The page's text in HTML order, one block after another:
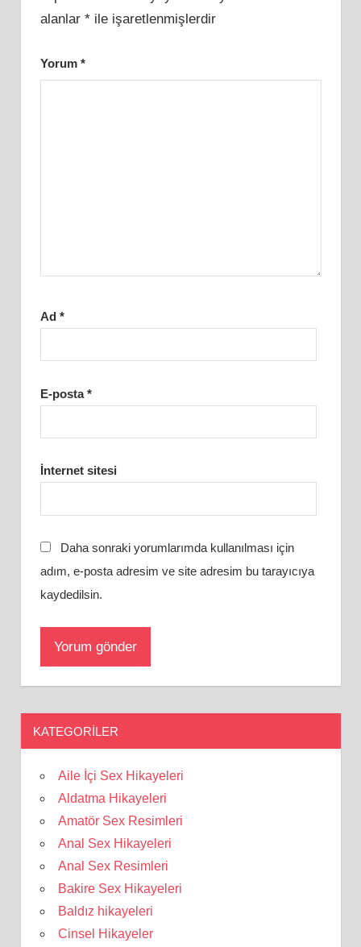
alanlar *ile işaretlenmişlerdir
Yorum *
Ad *
E-posta*
İnternet sitesi
Daha sonraki yorumlarımda kullanılması için
adım, e-posta adresim ve site adresim bu tarayıcıya
kaydedilsin.
KATEGORILER
Aile İçi Sex Hikayeleri
Aldatma Hikayeleri
Amatör Sex Resimleri
Anal Sex Hikayeleri
Anal Sex Resimleri
Bakire Sex Hikayeleri
Baldız hikayeleri
Cinsel Hikayeler